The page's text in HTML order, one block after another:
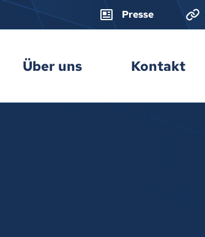
Presse
Über uns Kontakt